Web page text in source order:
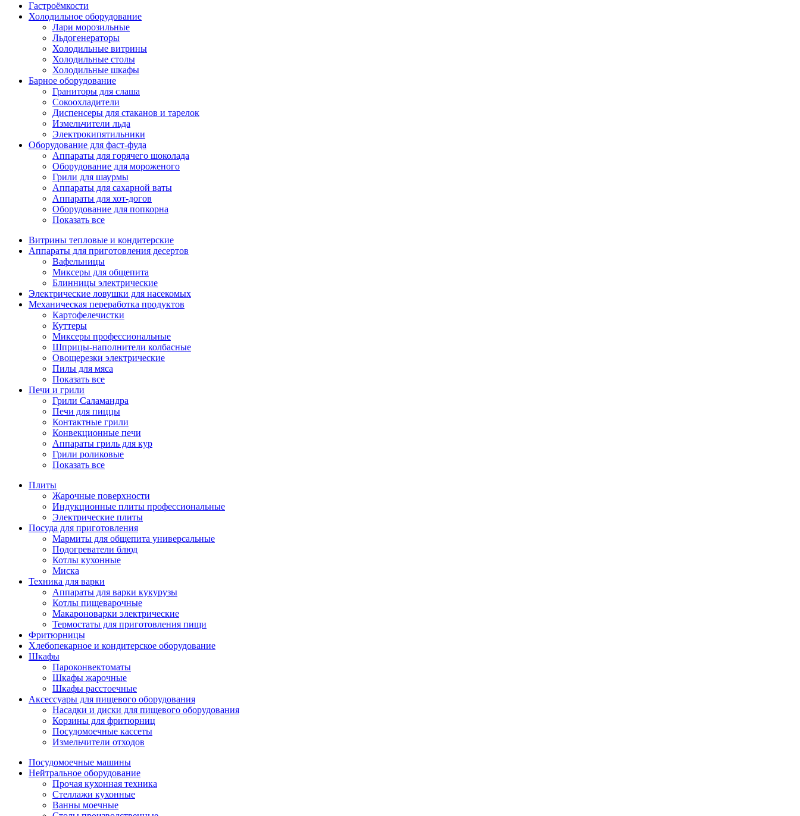
Гастроёмкости
Холодильное оборудование
Лари морозильные
Льдогенераторы
Холодильные витрины
Холодильные столы
Холодильные шкафы
Барное оборудование
Граниторы для слаша
Сокоохладители
Диспенсеры для стаканов и тарелок
Измельчители льда
Электрокипятильники
Оборудование для фаст-фуда
Аппараты для горячего шоколада
Оборудование для мороженого
Грили для шаурмы
Аппараты для сахарной ваты
Аппараты для хот-догов
Оборудование для попкорна
Показать все
Витрины тепловые и кондитерские
Аппараты для приготовления десертов
Вафельницы
Миксеры для общепита
Блинницы электрические
Электрические ловушки для насекомых
Механическая переработка продуктов
Картофелечистки
Куттеры
Миксеры профессиональные
Шприцы-наполнители колбасные
Овощерезки электрические
Пилы для мяса
Показать все
Печи и грили
Грили Саламандра
Печи для пиццы
Контактные грили
Конвекционные печи
Аппараты гриль для кур
Грили роликовые
Показать все
Плиты
Жарочные поверхности
Индукционные плиты профессиональные
Электрические плиты
Посуда для приготовления
Мармиты для общепита универсальные
Подогреватели блюд
Котлы кухонные
Миска
Техника для варки
Аппараты для варки кукурузы
Котлы пищеварочные
Макароноварки электрические
Термостаты для приготовления пищи
Фритюрницы
Хлебопекарное и кондитерское оборудование
Шкафы
Пароконвектоматы
Шкафы жарочные
Шкафы расстоечные
Аксессуары для пищевого оборудования
Насадки и диски для пищевого оборудования
Корзины для фритюрниц
Посудомоечные кассеты
Измельчители отходов
Посудомоечные машины
Нейтральное оборудование
Прочая кухонная техника
Стеллажи кухонные
Ванны моечные